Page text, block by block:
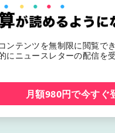
ンテンツを無制限に閲覧で
にニュースレターの配信を
月額980円で今すぐ